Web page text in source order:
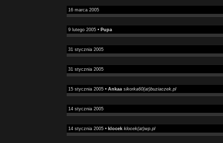
16 marca 2005
9 lutego 2005 • Pupa
31 stycznia 2005
31 stycznia 2005
15 stycznia 2005 • Ankaa sikorka60(at)buziaczek.pl
14 stycznia 2005
14 stycznia 2005 • klocek klocek(at)wp.pl